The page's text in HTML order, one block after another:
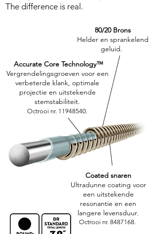
The difference is real.
80/20 Brons
Helder en sprankelend
geluid.
Accurate Core Technology™
Vergrendelingsgroeven voor een
verbeterde klank, optimale
projectie en uitstekende
stemstabiliteit.
Octrooi nr. 11948540.
Coated snaren
Ultradunne coating voor
een uitstekende
resonantie en een
langere levensduur.
Octrooi nr. 8487168.